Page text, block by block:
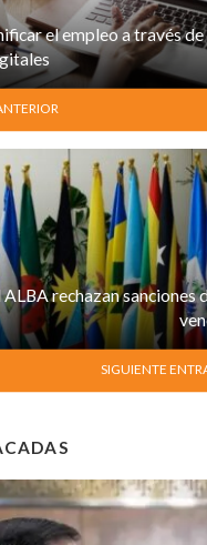
el empleo a través de
rechazan sanciones
SIGUIENTE